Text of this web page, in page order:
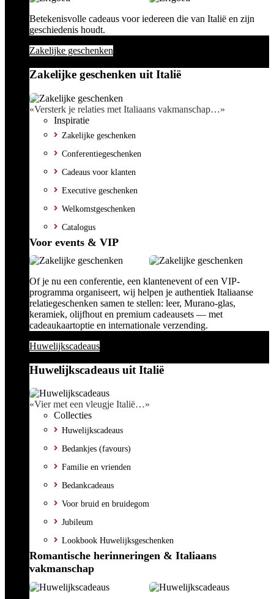
Betekenisvolle cadeaus voor iedereen die van Italië en zijn
geschiedenis houdt.
Zakelijke geschenken
Zakelijke geschenken uit Italië
«Versterk je relaties met Italiaans vakmanschap…»
Inspiratie
Zakelijke geschenken
Conferentiegeschenken
Cadeaus voor klanten
Executive geschenken
Welkomstgeschenken
Catalogus
Voor events & VIP
Of je nu een conferentie, een klantenevent of een VIP-
programma organiseert, wij helpen je authentiek Italiaanse
relatiegeschenken samen te stellen: leer, Murano-glas,
keramiek, olijfhout en premium cadeausets — met
cadeaukaartoptie en internationale verzending.
Huwelijkscadeaus
Huwelijkscadeaus uit Italië
«Vier met een vleugje Italië…»
Collecties
Huwelijkscadeaus
Bedankjes (favours)
Familie en vrienden
Bedankcadeaus
Voor bruid en bruidegom
Jubileum
Lookbook Huwelijksgeschenken
Romantische herinneringen & Italiaans
vakmanschap